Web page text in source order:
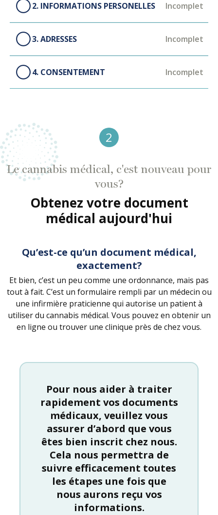
2. INFORMATIONS PERSONELLES Incomplet
3. ADRESSES Incomplet
4. CONSENTEMENT Incomplet
2
Le cannabis médical, c'est nouveau pour
vous?
Obtenez votre document
médical aujourd'hui
Qu’est-ce qu’un document médical,
exactement?
Et bien, c’est un peu comme une ordonnance, mais pas
tout à fait. C’est un formulaire rempli par un médecin ou
une infirmière praticienne qui autorise un patient à
utiliser du cannabis médical. Vous pouvez en obtenir un
en ligne ou trouver une clinique près de chez vous.
Pour nous aider à traiter
rapidement vos documents
médicaux, veuillez vous
assurer d’abord que vous
êtes bien inscrit chez nous.
Cela nous permettra de
suivre efficacement toutes
les étapes une fois que
nous aurons reçu vos
informations.